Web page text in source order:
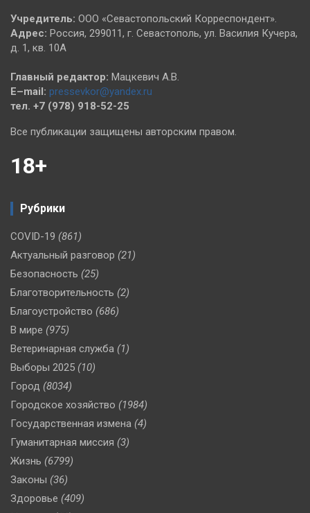
Учредитель: ООО «Севастопольский Корреспондент».
Адрес: Россия, 299011, г. Севастополь, ул. Василия Кучера,
д. 1, кв. 10А
Главный редактор: Мацкевич А.В.
E–mail: pressevkor@yandex.ru
тел. +7 (978) 918-52-25
Все публикации защищены авторским правом.
18+
Рубрики
COVID-19 (861)
Актуальный разговор (21)
Безопасность (25)
Благотворительность (2)
Благоустройство (686)
В мире (975)
Ветеринарная служба (1)
Выборы 2025 (10)
Город (8034)
Городское хозяйство (1984)
Государственная измена (4)
Гуманитарная миссия (3)
Жизнь (6799)
Законы (36)
Здоровье (409)